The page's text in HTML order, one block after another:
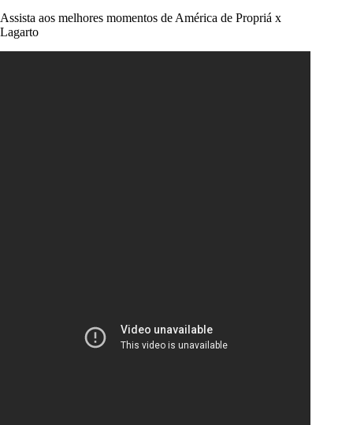
Assista aos melhores momentos de América de Propriá x
Lagarto